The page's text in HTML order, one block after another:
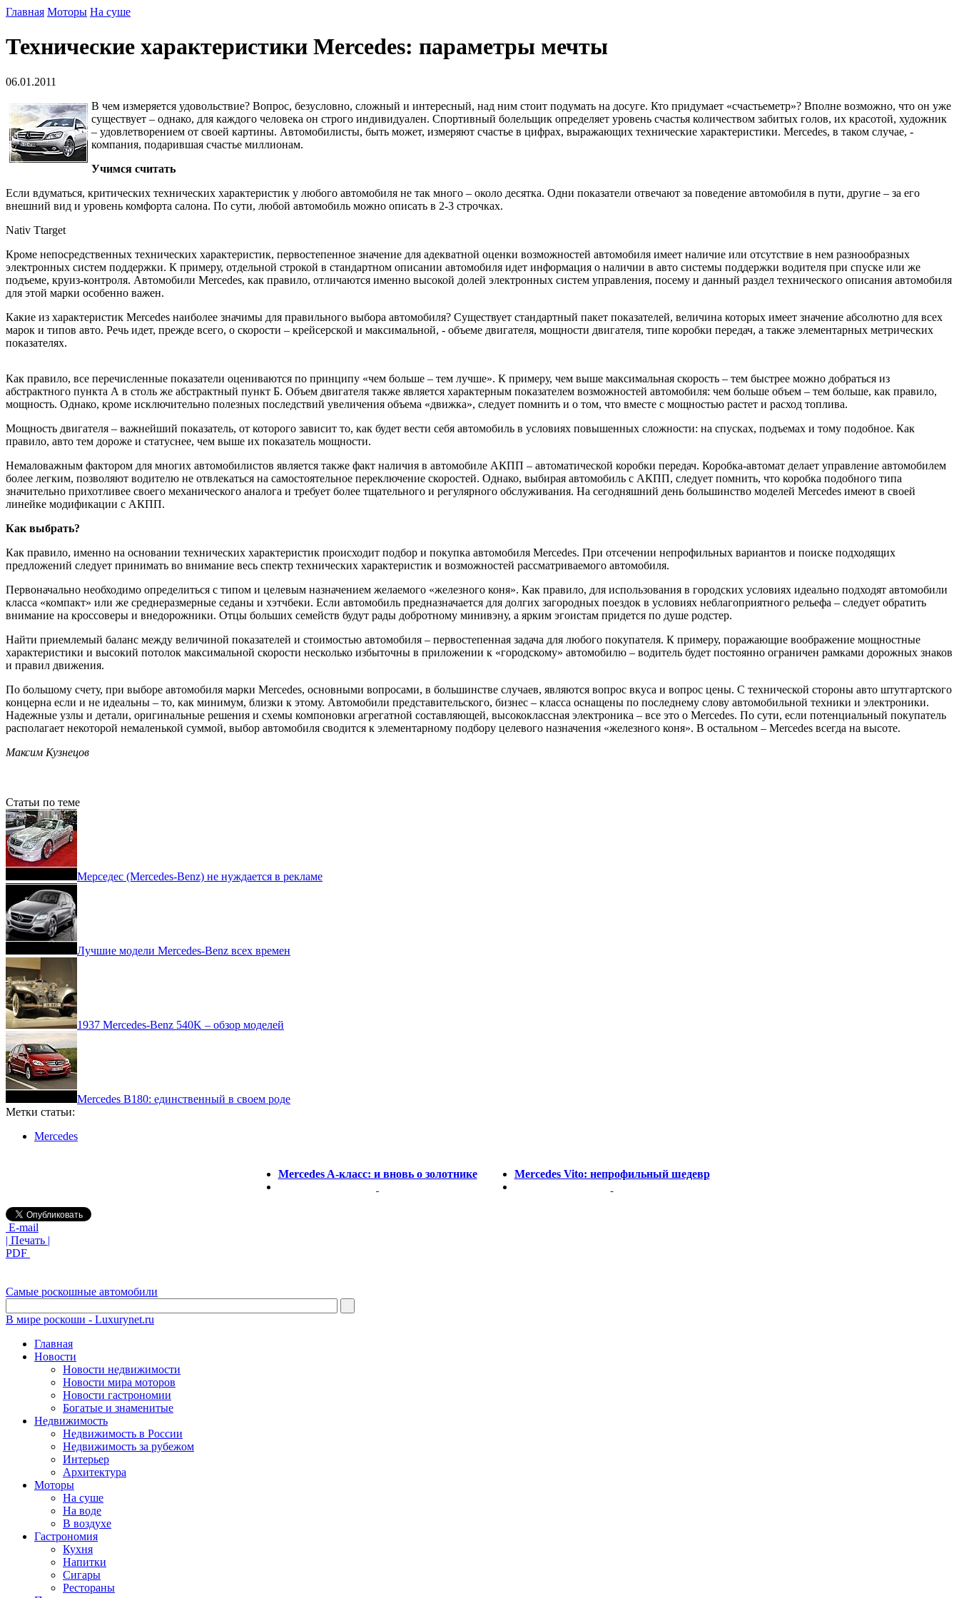
Главная Моторы На суше
Технические характеристики Mercedes: параметры мечты
06.01.2011
В чем измеряется удовольствие? Вопрос, безусловно, сложный и интересный, над ним стоит подумать на досуге. Кто придумает «счастьеметр»? Вполне возможно, что он уже
существует – однако, для каждого человека он строго индивидуален. Спортивный болельщик определяет уровень счастья количеством забитых голов, их красотой, художник
– удовлетворением от своей картины. Автомобилисты, быть может, измеряют счастье в цифрах, выражающих технические характеристики. Mercedes, в таком случае, -
компания, подарившая счастье миллионам.
Учимся считать
Если вдуматься, критических технических характеристик у любого автомобиля не так много – около десятка. Одни показатели отвечают за поведение автомобиля в пути, другие – за его
внешний вид и уровень комфорта салона. По сути, любой автомобиль можно описать в 2-3 строчках.
Nativ Ttarget
Кроме непосредственных технических характеристик, первостепенное значение для адекватной оценки возможностей автомобиля имеет наличие или отсутствие в нем разнообразных
электронных систем поддержки. К примеру, отдельной строкой в стандартном описании автомобиля идет информация о наличии в авто системы поддержки водителя при спуске или же
подъеме, круиз-контроля. Автомобили Mercedes, как правило, отличаются именно высокой долей электронных систем управления, посему и данный раздел технического описания автомобиля
для этой марки особенно важен.
Какие из характеристик Mercedes наиболее значимы для правильного выбора автомобиля? Существует стандартный пакет показателей, величина которых имеет значение абсолютно для всех
марок и типов авто. Речь идет, прежде всего, о скорости – крейсерской и максимальной, - объеме двигателя, мощности двигателя, типе коробки передач, а также элементарных метрических
показателях.
Как правило, все перечисленные показатели оцениваются по принципу «чем больше – тем лучше». К примеру, чем выше максимальная скорость – тем быстрее можно добраться из
абстрактного пункта А в столь же абстрактный пункт Б. Объем двигателя также является характерным показателем возможностей автомобиля: чем больше объем – тем больше, как правило,
мощность. Однако, кроме исключительно полезных последствий увеличения объема «движка», следует помнить и о том, что вместе с мощностью растет и расход топлива.
Мощность двигателя – важнейший показатель, от которого зависит то, как будет вести себя автомобиль в условиях повышенных сложности: на спусках, подъемах и тому подобное. Как
правило, авто тем дороже и статуснее, чем выше их показатель мощности.
Немаловажным фактором для многих автомобилистов является также факт наличия в автомобиле АКПП – автоматической коробки передач. Коробка-автомат делает управление автомобилем
более легким, позволяют водителю не отвлекаться на самостоятельное переключение скоростей. Однако, выбирая автомобиль с АКПП, следует помнить, что коробка подобного типа
значительно прихотливее своего механического аналога и требует более тщательного и регулярного обслуживания. На сегодняшний день большинство моделей Mercedes имеют в своей
линейке модификации с АКПП.
Как выбрать?
Как правило, именно на основании технических характеристик происходит подбор и покупка автомобиля Mercedes. При отсечении непрофильных вариантов и поиске подходящих
предложений следует принимать во внимание весь спектр технических характеристик и возможностей рассматриваемого автомобиля.
Первоначально необходимо определиться с типом и целевым назначением желаемого «железного коня». Как правило, для использования в городских условиях идеально подходят автомобили
класса «компакт» или же среднеразмерные седаны и хэтчбеки. Если автомобиль предназначается для долгих загородных поездок в условиях неблагоприятного рельефа – следует обратить
внимание на кроссоверы и внедорожники. Отцы больших семейств будут рады добротному минивэну, а ярким эгоистам придется по душе родстер.
Найти приемлемый баланс между величиной показателей и стоимостью автомобиля – первостепенная задача для любого покупателя. К примеру, поражающие воображение мощностные
характеристики и высокий потолок максимальной скорости несколько избыточны в приложении к «городскому» автомобилю – водитель будет постоянно ограничен рамками дорожных знаков
и правил движения.
По большому счету, при выборе автомобиля марки Mercedes, основными вопросами, в большинстве случаев, являются вопрос вкуса и вопрос цены. С технической стороны авто штутгартского
концерна если и не идеальны – то, как минимум, близки к этому. Автомобили представительского, бизнес – класса оснащены по последнему слову автомобильной техники и электроники.
Надежные узлы и детали, оригинальные решения и схемы компоновки агрегатной составляющей, высококлассная электроника – все это о Mercedes. По сути, если потенциальный покупатель
располагает некоторой немаленькой суммой, выбор автомобиля сводится к элементарному подбору целевого назначения «железного коня». В остальном – Mercedes всегда на высоте.
Максим Кузнецов
Статьи по теме
Мерседес (Mercedes-Benz) не нуждается в рекламе
Лучшие модели Mercedes-Benz всех времен
1937 Mercedes-Benz 540K – обзор моделей
Mercedes B180: единственный в своем роде
Метки статьи:
Mercedes
Mercedes A-класс: и вновь о золотнике Mercedes Vito: непрофильный шедевр
E-mail
| Печать |
PDF
Самые роскошные автомобили
В мире роскоши - Luxurynet.ru
Главная
Новости
Новости недвижимости
Новости мира моторов
Новости гастрономии
Богатые и знаменитые
Недвижимость
Недвижимость в России
Недвижимость за рубежом
Интерьер
Архитектура
Моторы
На суше
На воде
В воздухе
Гастрономия
Кухня
Напитки
Сигары
Рестораны